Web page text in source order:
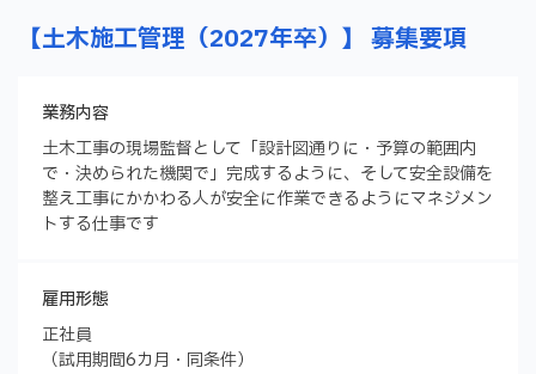
【土木施工管理（2027年卒）】 募集要項
業務内容
土木工事の現場監督として「設計図通りに・予算の範囲内
で・決められた機関で」完成するように、そして安全設備を
整え工事にかかわる人が安全に作業できるようにマネジメン
トする仕事です
雇用形態
正社員
（試用期間6カ月・同条件）